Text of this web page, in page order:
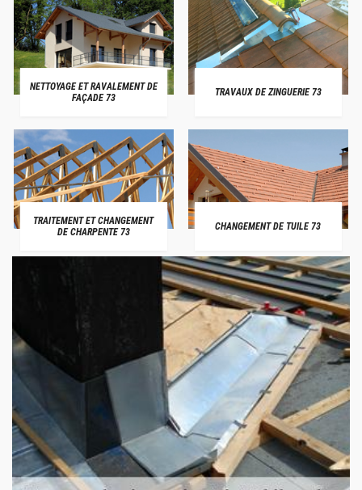
NETTOYAGE ET RAVALEMENT DE
FAÇADE 73
TRAVAUX DE ZINGUERIE 73
TRAITEMENT ET CHANGEMENT
DE CHARPENTE 73
CHANGEMENT DE TUILE 73